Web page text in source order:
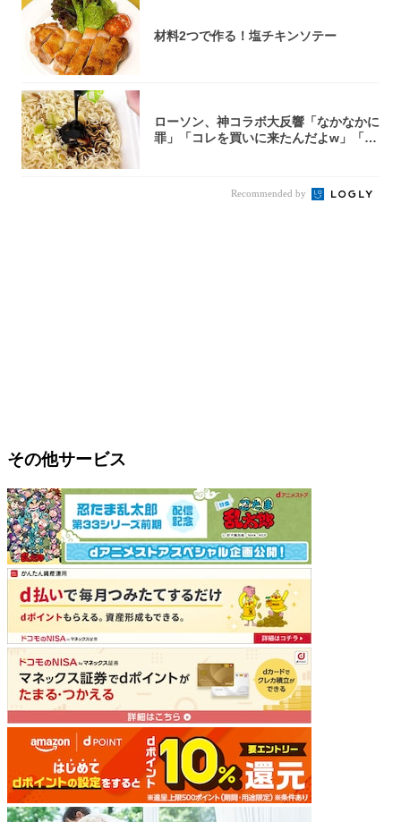
材料2つで作る！塩チキンソテー
ローソン、神コラボ大反響「なかなかに
罪」「コレを買いに来たんだよw」「３
Recommended by
その他サービス